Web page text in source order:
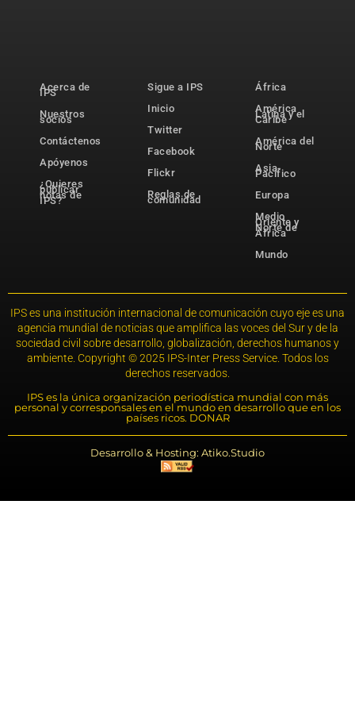
Acerca de
IPS
Nuestros
socios
Contáctenos
Apóyenos
¿Quieres
publicar
notas de
IPS?
Sigue a IPS
Inicio
Twitter
Facebook
Flickr
Reglas de
comunidad
África
América
Latina y el
Caribe
América del
Norte
Asia-
Pacífico
Europa
Medio
Oriente y
Norte de
África
Mundo
IPS es una institución internacional de comunicación cuyo eje es una
agencia mundial de noticias que amplifica las voces del Sur y de la
sociedad civil sobre desarrollo, globalización, derechos humanos y
ambiente. Copyright © 2025 IPS-Inter Press Service. Todos los
derechos reservados.
IPS es la única organización periodística mundial con más
personal y corresponsales en el mundo en desarrollo que en los
países ricos. DONAR
Desarrollo & Hosting: Atiko.Studio